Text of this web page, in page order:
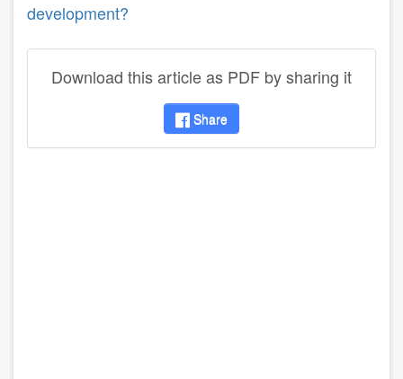
development?
Download this article as PDF by sharing it
Share